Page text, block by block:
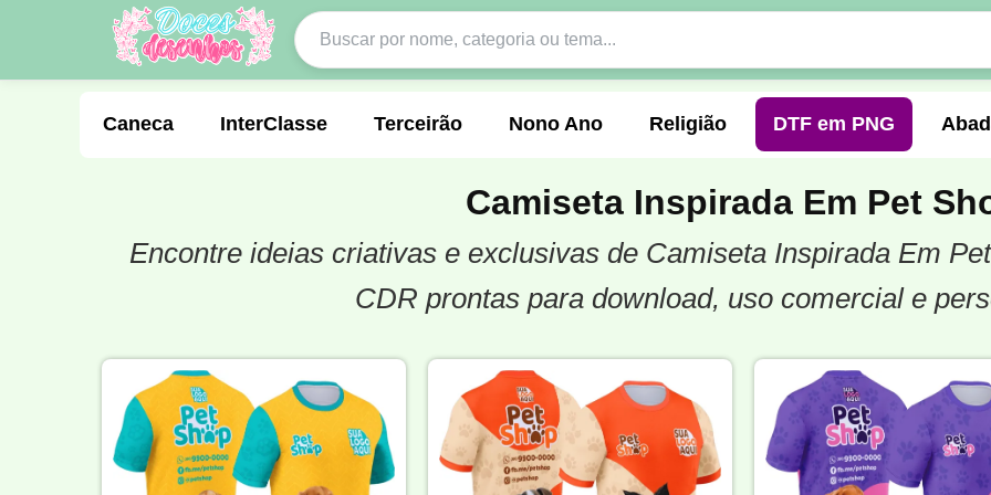
Caneca InterClasse Terceirão Nono Ano Religião DTF em PNG
Molde de Costura Professora Fonte Formandos Profissão Festa Junina
Uniforme Vôlei
Motocross Ciclismo Nail Designer Pedagogia Geografia
Língua Portuguesa
Camiseta Inspirada Em Pet
Encontre ideias criativas e exclusivas de Camiseta Inspirada Em
CDR prontas para download, uso comercial e